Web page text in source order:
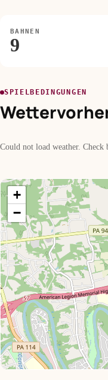
BAHNEN
9
SPIELBEDINGUNGEN
Could not load weather. Check
+
−